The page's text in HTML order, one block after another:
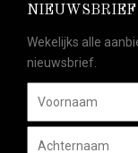
NIEUWSBRIEF
Wekelijks alle
nieuwsbrief.